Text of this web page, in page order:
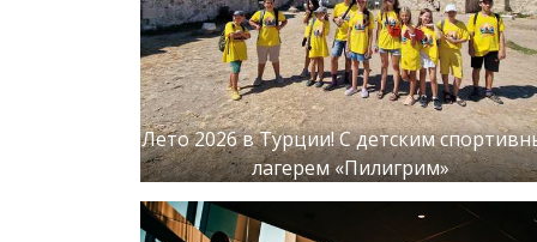
Лето 2026 в Турции! С детским
лагерем «Пилигрим»